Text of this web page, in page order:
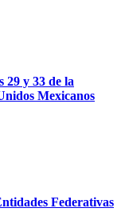
29 y 33 de la
Mexicanos
Federativas